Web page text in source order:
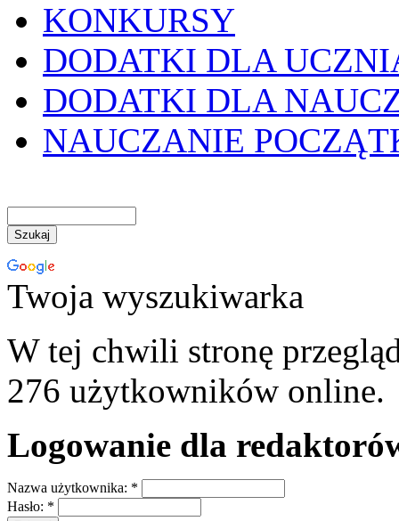
KONKURSY
DODATKI DLA
DODATKI DLA
NAUCZANIE
Twoja wyszukiwarka
W tej chwili stronę
276 użytkowników online.
Logowanie dla
Nazwa użytkownika: *
Hasło: *